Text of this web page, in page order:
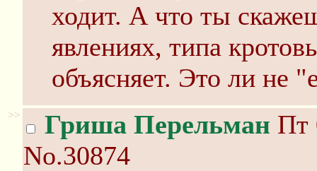
ходит. А что ты
явлениях, типа
объясняет. Это ли не
>> Гриша Перельман Пт
No.30874